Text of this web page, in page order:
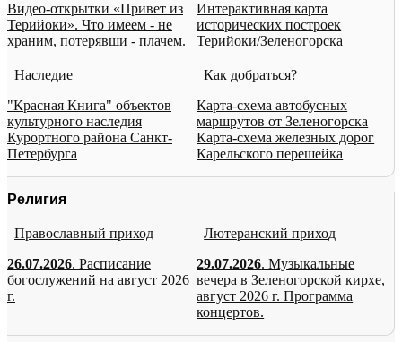
Видео-открытки «Привет из
Терийоки». Что имеем - не
храним, потерявши - плачем.
Интерактивная карта
исторических построек
Терийоки/Зеленогорска
Наследие
"Красная Книга" объектов
культурного наследия
Курортного района Санкт-
Петербурга
Как добраться?
Карта-схема автобусных
маршрутов от Зеленогорска
Карта-схема железных дорог
Карельского перешейка
Религия
Православный приход
26.07.2026. Расписание
богослужений на август 2026
г.
Лютеранский приход
29.07.2026. Музыкальные
вечера в Зеленогорской кирхе,
август 2026 г. Программа
концертов.